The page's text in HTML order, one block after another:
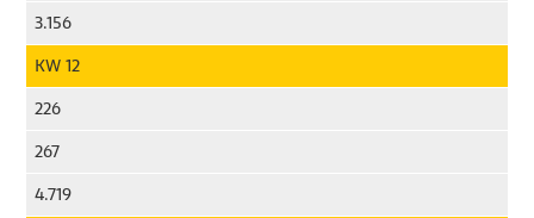
3.156
KW 12
226
267
4.719